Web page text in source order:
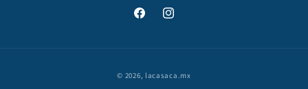
FacebookInstagram
© 2026, lacasaca.mx